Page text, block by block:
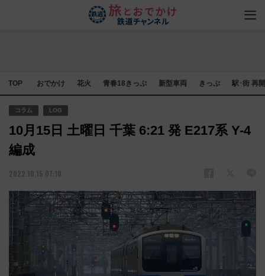
TOP おでかけ 花火 青春18きっぷ 新型車両 きっぷ 駅･街 再
コラム LOG
10月15日 土曜日 千葉 6:21 発 E217系 Y-4
編成
2022.10.15 07:10